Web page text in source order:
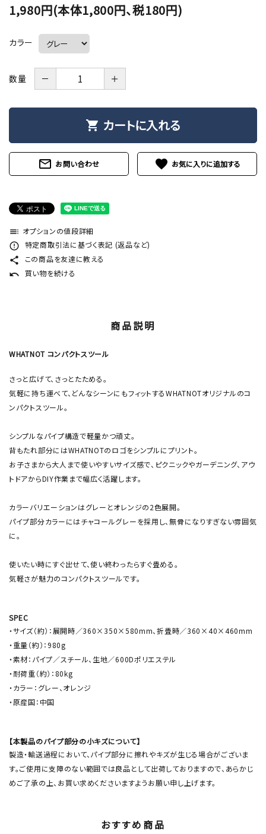
1,980円(本体1,800円、税180円)
カラー
数量 － ＋
shopping_cart カートに入れる
mail_outline お問い合わせ favorite
toc オプションの値段詳細
error_outline 特定商取引法に基づく表記 (返品など)
share この商品を友達に教える
undo 買い物を続ける
商品説明
WHATNOT コンパクトスツール
さっと広げて、さっとたためる。
気軽に持ち運べて、どんなシーンにもフィットするWHATNOTオリジナルのコ
ンパクトスツール。
シンプルなパイプ構造で軽量かつ頑丈。
背もたれ部分にはWHATNOTのロゴをシンプルにプリント。
お子さまから大人まで使いやすいサイズ感で、ピクニックやガーデニング、アウ
トドアからDIY作業まで幅広く活躍します。
カラーバリエーションはグレーとオレンジの2色展開。
パイプ部分カラーにはチャコールグレーを採用し、無骨になりすぎない雰囲気
に。
使いたい時にすぐ出せて、使い終わったらすぐ畳める。
気軽さが魅力のコンパクトスツールです。
SPEC
・サイズ（約）：展開時／360×350×580mm、折畳時／360×40×460mm
・重量（約）：980g
・素材：パイプ／スチール、生地／600Dポリエステル
・耐荷重（約）：80kg
・カラー：グレー、オレンジ
・原産国：中国
【本製品のパイプ部分の小キズについて】
製造・輸送過程において、パイプ部分に擦れやキズが生じる場合がございま
す。ご使用に支障のない範囲では良品として出荷しておりますので、あらかじ
めご了承の上、お買い求めくださいますようお願い申し上げます。
おすすめ商品